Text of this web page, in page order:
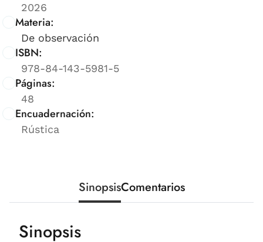
2026
Materia:
De observación
ISBN:
978-84-143-5981-5
Páginas:
48
Encuadernación:
Rústica
SinopsisComentarios
Sinopsis